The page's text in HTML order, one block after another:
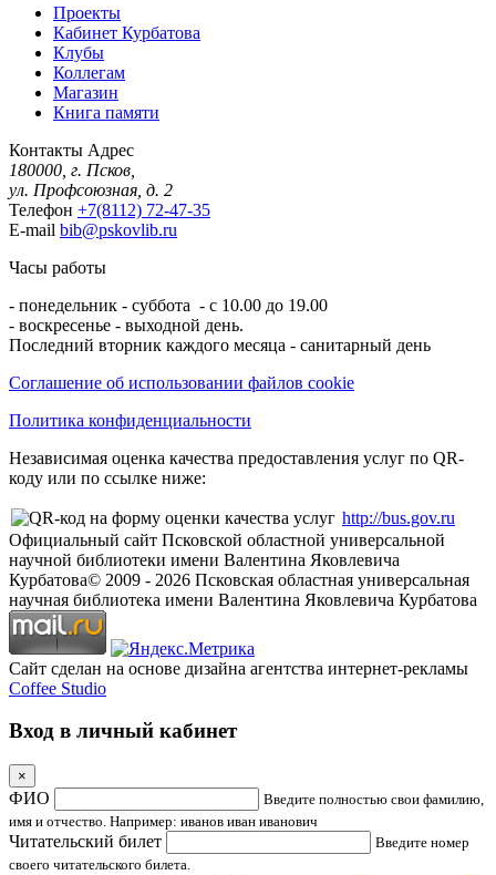
Проекты
Кабинет Курбатова
Клубы
Коллегам
Магазин
Книга памяти
Контакты Адрес
180000, г. Псков,
ул. Профсоюзная, д. 2
Телефон +7(8112) 72-47-35
E-mail bib@pskovlib.ru
Часы работы
- понедельник - суббота - с 10.00 до 19.00
- воскресенье - выходной день.
Последний вторник каждого месяца - санитарный день
Соглашение об использовании файлов cookie
Политика конфиденциальности
Независимая оценка качества предоставления услуг по QR-
коду или по ссылке ниже:
http://bus.gov.ru
Официальный сайт Псковской областной универсальной
научной библиотеки имени Валентина Яковлевича
Курбатова© 2009 - 2026 Псковская областная универсальная
научная библиотека имени Валентина Яковлевича Курбатова
Сайт сделан на основе дизайна агентства интернет-рекламы
Coffee Studio
Вход в личный кабинет
×
ФИО
Введите полностью свои фамилию,
имя и отчество. Например: иванов иван иванович
Читательский билет
Введите номер
своего читательского билета.